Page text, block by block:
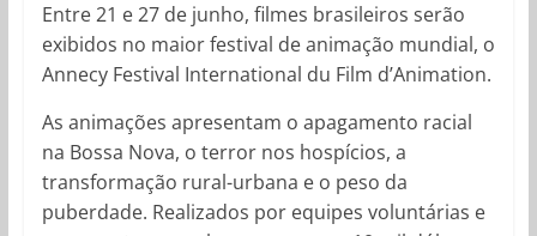
Entre 21 e 27 de junho, filmes brasileiros serão
exibidos no maior festival de animação mundial, o
Annecy Festival International du Film d’Animation.
As animações apresentam o apagamento racial
na Bossa Nova, o terror nos hospícios, a
transformação rural-urbana e o peso da
puberdade. Realizados por equipes voluntárias e